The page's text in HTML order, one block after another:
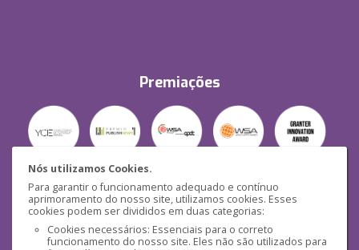
Nós utilizamos Cookies.
Para garantir o funcionamento adequado e contínuo
aprimoramento do nosso site, utilizamos cookies. Esses
cookies podem ser divididos em duas categorias:
Cookies necessários: Essenciais para o correto
funcionamento do nosso site. Eles não são utilizados para
Premiações
Segurança